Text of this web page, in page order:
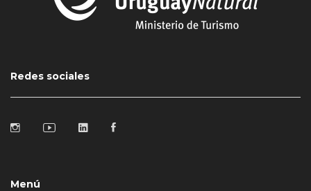
Redes sociales
Menú